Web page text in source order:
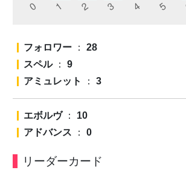
フォロワー ： 28
スペル： 9
アミュレット
： 3
エボルヴ： 10
アドバンス ： 0
リーダーカード